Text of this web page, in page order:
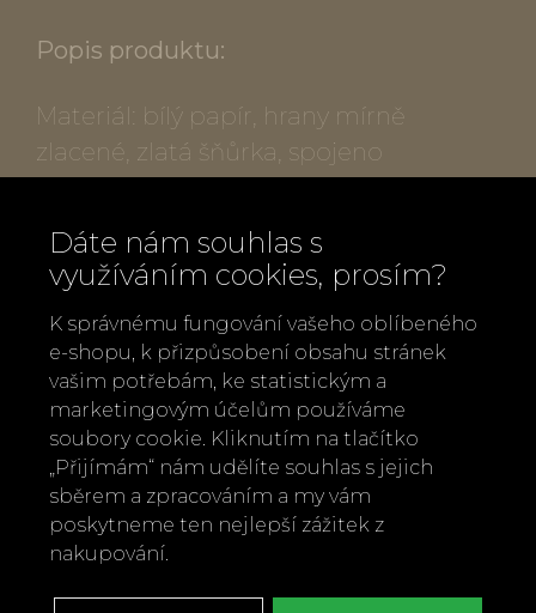
Popis produktu:
Materiál: bílý papír, hrany mírně
zlacené, zlatá šňůrka, spojeno
Výška: malý 8 cm, velký 12 cm
Zpět Doporučit
Dáte nám souhlas s
využíváním cookies, prosím?
K správnému fungování vašeho oblíbeného
e-shopu, k přizpůsobení obsahu stránek
vašim potřebám, ke statistickým a
marketingovým účelům používáme
soubory cookie. Kliknutím na tlačítko
„Přijímám“ nám udělíte souhlas s jejich
sběrem a zpracováním a my vám
poskytneme ten nejlepší zážitek z
nakupování.